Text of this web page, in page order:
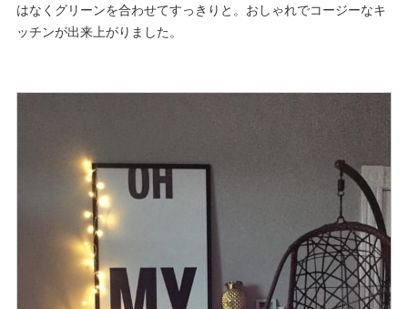
はなくグリーンを合わせてすっきりと。おしゃれでコージーなキ
ッチンが出来上がりました。